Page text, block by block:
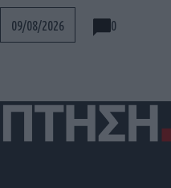
09/08/2026 0